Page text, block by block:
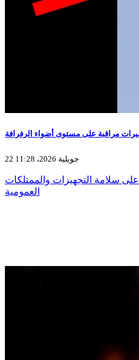
مراقبة على مستوى أضواء الرفرافة
22 جويلية 2026، 11:28
سلامة التجهيزات والممتلكات
العمومية